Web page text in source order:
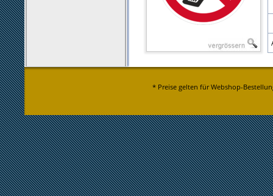
* Preise gelten für Webshop-